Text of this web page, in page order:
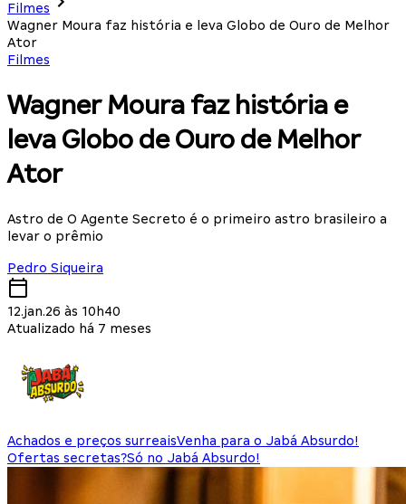
Filmes
Wagner Moura faz história e leva Globo de Ouro de Melhor
Ator
Filmes
Wagner Moura faz história e
leva Globo de Ouro de Melhor
Ator
Astro de O Agente Secreto é o primeiro astro brasileiro a
levar o prêmio
Pedro Siqueira
12.jan.26 às 10h40
Atualizado há 7 meses
Achados e preços surreaisVenha para o Jabá Absurdo!
Ofertas secretas?Só no Jabá Absurdo!